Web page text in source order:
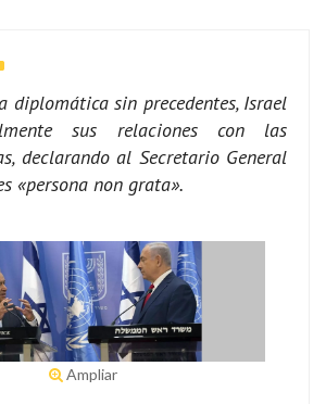
diplomática sin precedentes, Israel
sus relaciones con las
declarando al Secretario General
«persona non grata».
Ampliar